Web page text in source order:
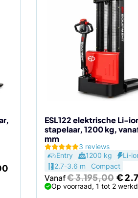
Huidige
€ 2.895,00.
ESL122 elektrische Li-
stapelaar, 1200 kg,
mm
3 reviews
Entry
1200 kg
Li-
2.7-3.6 m
Compact
Vanaf€3.195,00
prijs
€
Op voorraad, 1 tot 2
meerdere
de
productpagina